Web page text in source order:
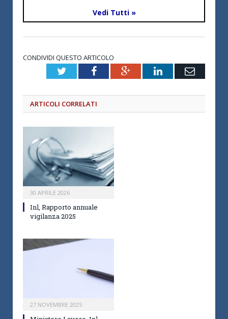
Vedi Tutti »
CONDIVIDI QUESTO ARTICOLO
TwitterFacebookGoogle+LinkedInEmail
ARTICOLI CORRELATI
30 APRILE 2026
Inl, Rapporto annuale
vigilanza 2025
27 NOVEMBRE 2025